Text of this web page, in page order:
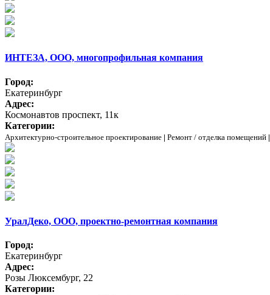
ИНТЕЗА, ООО, многопрофильная компания
Город:
Екатеринбург
Адрес:
Космонавтов проспект, 11к
Категории:
Архитектурно-строительное проектирование | Ремонт / отделка помещений |
УралДеко, ООО, проектно-ремонтная компания
Город:
Екатеринбург
Адрес:
Розы Люксембург, 22
Категории: